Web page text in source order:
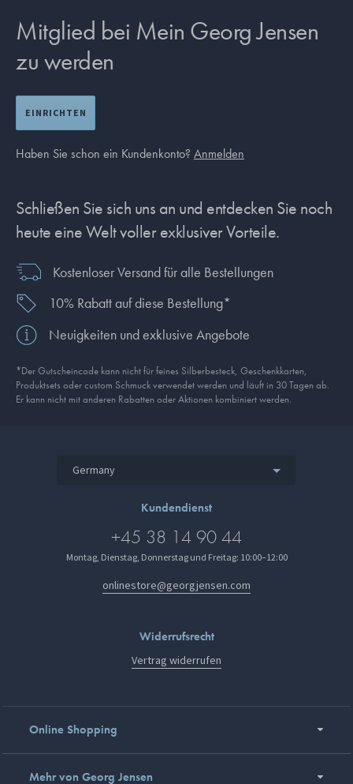
Mitglied bei Mein Georg Jensen
zu werden
EINRICHTEN
Haben Sie schon ein Kundenkonto? Anmelden
Schließen Sie sich uns an und entdecken Sie noch
heute eine Welt voller exklusiver Vorteile.
Kostenloser Versand für alle Bestellungen
10% Rabatt auf diese Bestellung*
Neuigkeiten und exklusive Angebote
*Der Gutscheincode kann nicht für feines Silberbesteck, Geschenkkarten,
Produkt­sets oder custom Schmuck verwendet werden und läuft in 30 Tagen ab.
Er kann nicht mit anderen Rabatten oder Aktionen kombiniert werden.
Germany
Kundendienst
+45 38 14 90 44
Montag, Dienstag, Donnerstag und Freitag: 10:00–12:00
onlinestore@georgjensen.com
Widerrufsrecht
Vertrag widerrufen
Online Shopping
Mehr von Georg Jensen